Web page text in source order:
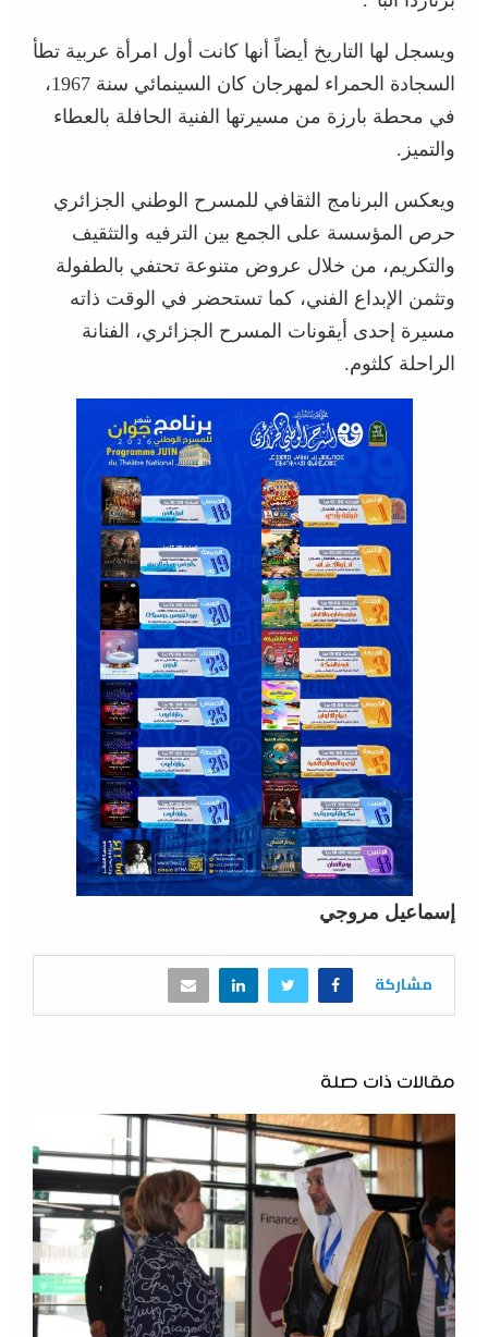
ويسجل لها التاريخ أيضاً أنها كانت أول امرأة عربية تطأ
السجادة الحمراء لمهرجان كان السينمائي سنة 1967،
في محطة بارزة من مسيرتها الفنية الحافلة بالعطاء
والتميز.
ويعكس البرنامج الثقافي للمسرح الوطني الجزائري
حرص المؤسسة على الجمع بين الترفيه والتثقيف
والتكريم، من خلال عروض متنوعة تحتفي بالطفولة
وتثمن الإبداع الفني، كما تستحضر في الوقت ذاته
مسيرة إحدى أيقونات المسرح الجزائري، الفنانة
الراحلة كلثوم.
إسماعيل مروجي
مشاركة
مقالات ذات صلة